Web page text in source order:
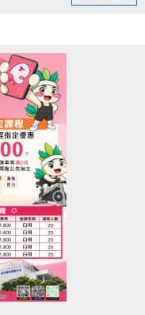
news/pageID/1/
:
news/pageID/1/